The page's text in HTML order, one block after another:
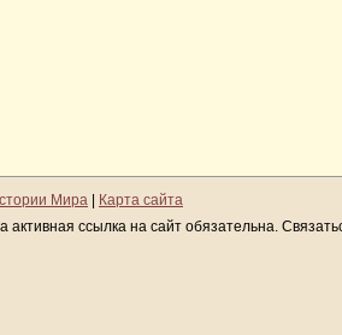
Мира
Карта сайта
активная ссылка на сайт обязательна.